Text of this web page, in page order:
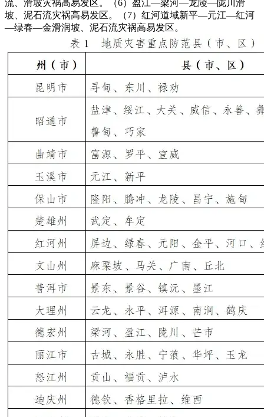
流、滑坡灾祸高易发区。（6）盈江—梁河—龙陵—陇川滑
坡、泥石流灾祸高易发区。（7）红河道域新平—元江—红河
—绿春—金滑润坡、泥石流灾祸高易发区。